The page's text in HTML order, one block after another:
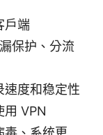
户端
保护、分流
速度和稳定性
用 VPN